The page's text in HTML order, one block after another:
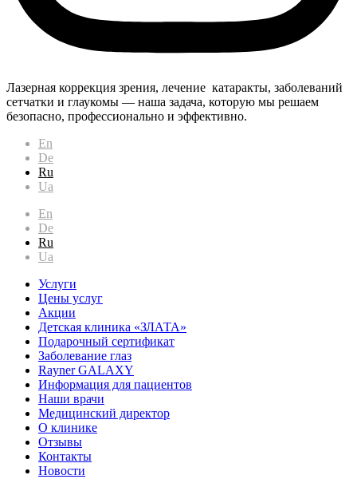
Лазерная коррекция зрения, лечение катаракты, заболеваний
сетчатки и глаукомы — наша задача, которую мы решаем
безопасно, профессионально и эффективно.
En
De
Ru
Ua
En
De
Ru
Ua
Услуги
Цены услуг
Акции
Детская клиника «ЗЛАТА»
Подарочный сертификат
Заболевание глаз
Rayner GALAXY
Информация для пациентов
Наши врачи
Медицинский директор
О клинике
Отзывы
Контакты
Новости